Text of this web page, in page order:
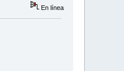
En línea